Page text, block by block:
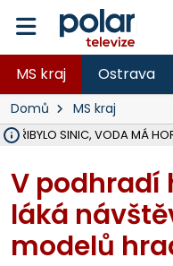
MS kraj Ostrava
Domů MS kraj
PŘIBYLO SINIC, VODA MÁ
V podhradí
láká
modelů